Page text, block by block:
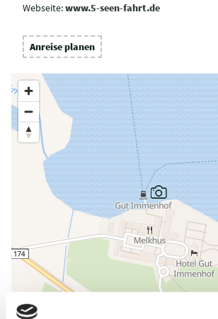
Webseite:www.5-seen-fahrt.de
Anreise planen